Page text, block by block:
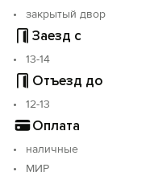
закрытый двор
Заезд с
13-14
Отъезд до
12-13
Оплата
наличные
МИР